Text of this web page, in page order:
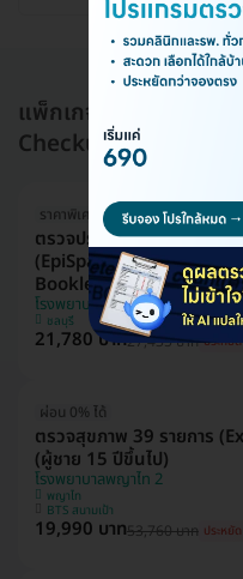
แพ็กเกจอื่นใน โปรแก
Checkup)
ราคาพิเศษถึง 16 ส.ค. เท่านั้น
ตรวจประเมินอายุเซลล์และ
(EpiSpan for
Booklet)
โรงพยาบาลพญาไท ศรีราชา
ชลบุรี
21,780 บาท27,435 บาท ประหยั
ผ่อน 0% ได้
ตรวจสุขภาพ 39 รายการ
(ผู้ชาย 15 ปีขึ้นไป)
โรงพยาบาลพญาไท 2
พญาไท
BTS สนามเป้า
19,990 บาท53,760 บาท ประหยั